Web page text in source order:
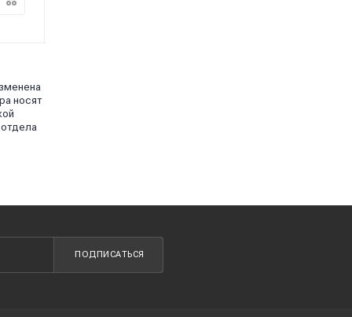
носят
ПОДПИСАТЬСЯ